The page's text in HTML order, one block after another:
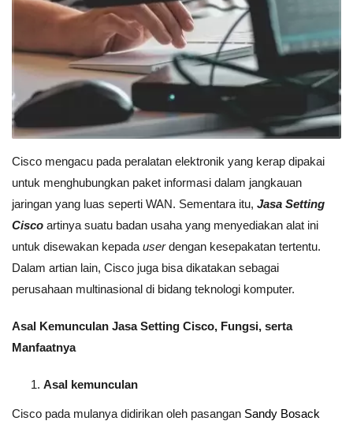
Cisco mengacu pada peralatan elektronik yang kerap dipakai
untuk menghubungkan paket informasi dalam jangkauan
jaringan yang luas seperti WAN. Sementara itu, Jasa Setting
Cisco artinya suatu badan usaha yang menyediakan alat ini
untuk disewakan kepada userdengan kesepakatan tertentu.
Dalam artian lain, Cisco juga bisa dikatakan sebagai
perusahaan multinasional di bidang teknologi komputer.
Asal Kemunculan Jasa Setting Cisco, Fungsi, serta
Manfaatnya
Asal kemunculan
Cisco pada mulanya didirikan oleh pasangan Sandy Bosack